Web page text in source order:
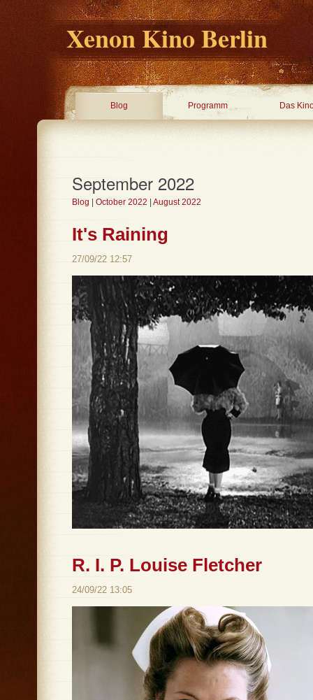
Xenon Kino Berlin
Blog Programm Das
September 2022
Blog October 2022 August 2022
It's Raining
27/09/22 12:57
R. I. P. Louise Fletcher
24/09/22 13:05